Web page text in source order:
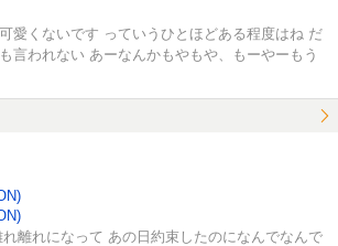
愛くないです っていうひとほどある程度はね だ
言われない あーなんかもやもや、もーやーもう
離れになって あの日約束したのになんでなんで